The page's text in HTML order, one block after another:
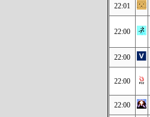
22:01
22:00
22:00
22:00
22:00